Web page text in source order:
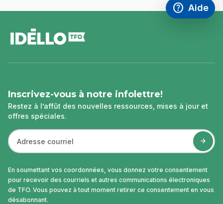
help
Accéder à
Aide
,Ce lien
de
page
Inscrivez-vous à notre infolettre!
Restez à l’affût des nouvelles ressources, mises à jour et
offres spéciales.
En soumettant vos coordonnées, vous donnez votre consentement
pour recevoir des courriels et autres communications électroniques
de TFO. Vous pouvez à tout moment retirer ce consentement en vous
désabonnant.